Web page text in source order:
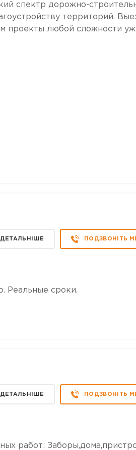
спектр дорожно-
территорий.
проекты любой сложности
ДЕТАЛЬНІШЕ ПОДЗВОНІТЬ
Реальные сроки.
ДЕТАЛЬНІШЕ ПОДЗВОНІТЬ
работ: